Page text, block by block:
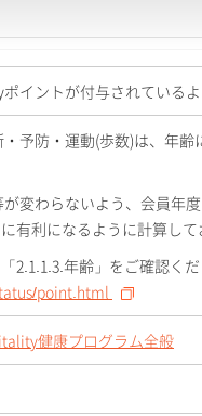
イントが付与されている
予防・運動(歩数)は、年
変わらないよう、会員年
有利になるように計算して
2.1.1.3.年齢」をご確認くだ
point.html
健康プログラム全般